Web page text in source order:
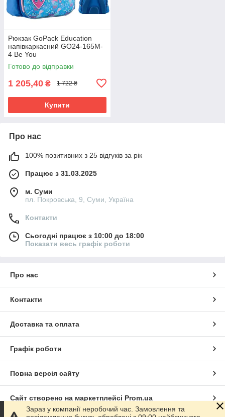
Рюкзак GoPack Education
напівкаркасний GO24-165M-
4 Be You
Готово до відправки
1 205,40 ₴ 1 722 ₴
Купити
Про нас
100% позитивних з 25 відгуків за рік
Працює з 31.03.2025
м. Суми
пл. Покровська, 9, Суми, Україна
Контакти
Сьогодні працює з 10:00 до 18:00
Показати весь графік роботи
Про нас
Контакти
Доставка та оплата
Графік роботи
Повна версія сайту
Сайт створено на маркетплейсі Prom.ua
Зараз у компанії неробочий час. Замовлення та